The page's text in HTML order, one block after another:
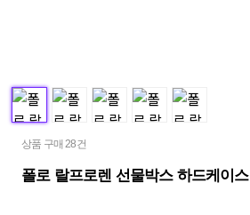
상품 구매 28건
폴로 랄프로렌 선물박스 하드케이스